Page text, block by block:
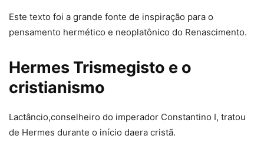
Este texto foi a grande fonte de inspiração para o
pensamento hermético e neoplatônico do Renascimento.
Hermes Trismegisto e o
cristianismo
Lactâncio,conselheiro do imperador Constantino I, tratou
de Hermes durante o início daera cristã.